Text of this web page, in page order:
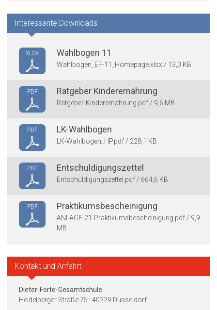
Interessante Downloads
XLSX Wahlbogen 11
Wahlbogen_EF-11_Homepage.xlsx / 13,0 KB
PDF Ratgeber Kinderernährung
Ratgeber-Kinderernährung.pdf / 9,6 MB
PDF LK-Wahlbogen
LK-Wahlbogen_HP.pdf / 228,1 KB
PDF Entschuldigungszettel
Entschuldigungszettel.pdf / 664,6 KB
PDF Praktikumsbescheinigung
ANLAGE-21-Praktikumsbescheinigung.pdf / 9,9
MB
Kontakt und Anfahrt
Dieter-Forte-Gesamtschule
Heidelberger Straße 75 · 40229 Düsseldorf